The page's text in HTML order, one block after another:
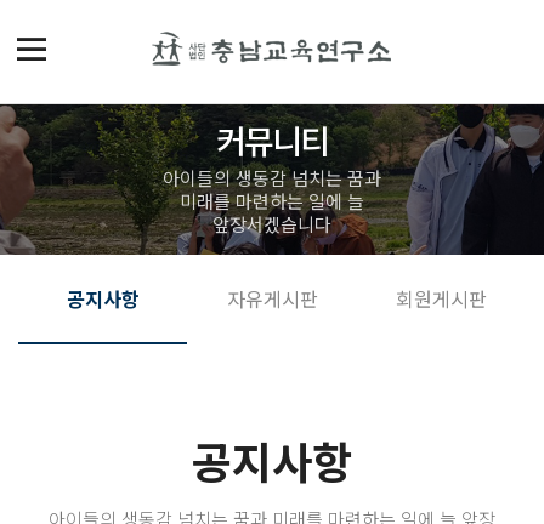
커뮤니티
아이들의 생동감 넘치는 꿈과
미래를 마련하는 일에 늘
앞장서겠습니다
공지사항 자유게시판 회원게시판
공지사항
아이들의 생동감 넘치는 꿈과 미래를 마련하는 일에 늘 앞장